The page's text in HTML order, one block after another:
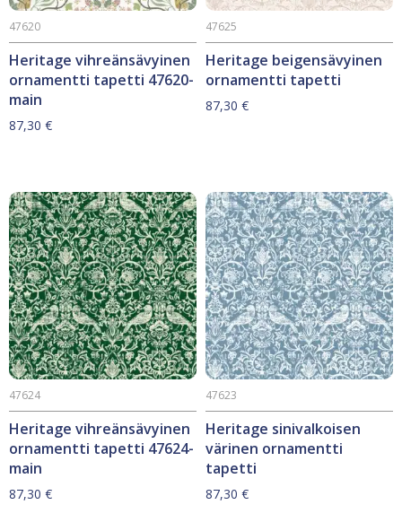
Heritage vihreänsävyinen
ornamentti tapetti 47620-
main
47620
87,30 €
Heritage beigensävyinen
ornamentti tapetti
47625
87,30 €
Heritage vihreänsävyinen
ornamentti tapetti 47624-
main
47624
87,30 €
Heritage sinivalkoisen
värinen ornamentti
tapetti
47623
87,30 €